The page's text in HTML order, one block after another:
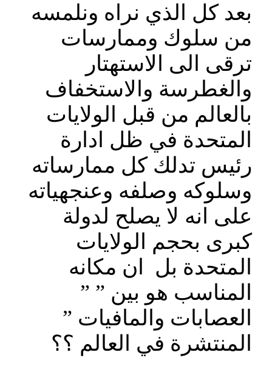
بعد كل الذي نراه ونلمسه
من سلوك وممارسات
ترقى الى الاستهتار
والغطرسة والاستخفاف
بالعالم من قبل الولايات
المتحدة في ظل ادارة
رئيس تدلك كل ممارساته
وسلوكه وصلفه وعنجهياته
على انه لا يصلح لدولة
كبرى بحجم الولايات
المتحدة بل ان مكانه
المناسب هو بين ” ”
العصابات والمافيات ”
المنتشرة في العالم ؟؟